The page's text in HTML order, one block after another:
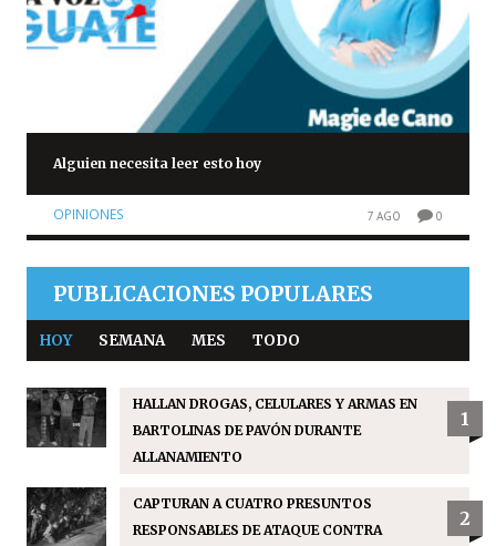
Alguien necesita leer esto hoy
OPINIONES 7 AGO 0
PUBLICACIONES POPULARES
HOY SEMANA MES TODO
HALLAN DROGAS, CELULARES Y ARMAS EN
BARTOLINAS DE PAVÓN DURANTE
ALLANAMIENTO
1
CAPTURAN A CUATRO PRESUNTOS
RESPONSABLES DE ATAQUE CONTRA
2